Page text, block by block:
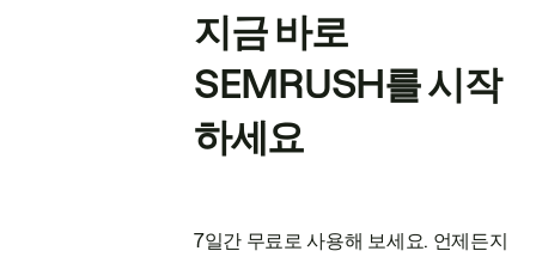
지금 바로
SEMRUSH를 시작
하세요
7일간 무료로 사용해 보세요. 언제든지